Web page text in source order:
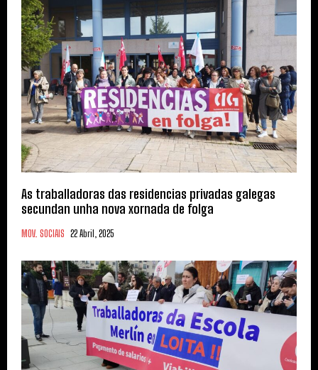
As traballadoras das residencias privadas galegas
secundan unha nova xornada de folga
MOV. SOCIAIS 22 Abril, 2025